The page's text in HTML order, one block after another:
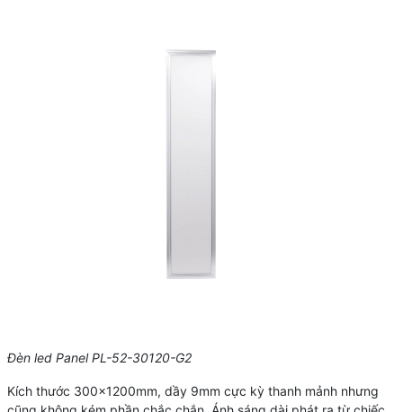
Đèn led Panel PL-52-30120-G2
Kích thước 300x1200mm, dầy 9mm cực kỳ thanh mảnh nhưng